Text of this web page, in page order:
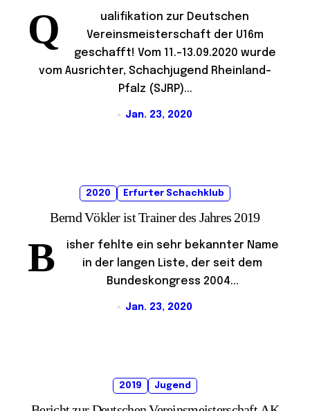
Q
ualifikation zur Deutschen
Vereinsmeisterschaft der U16m
geschafft! Vom 11.-13.09.2020 wurde
vom Ausrichter, Schachjugend Rheinland-
Pfalz (SJRP)...
Jan. 23, 2020
2020 Erfurter Schachklub
Bernd Vökler ist Trainer des Jahres 2019
B
isher fehlte ein sehr bekannter Name
in der langen Liste, der seit dem
Bundeskongress 2004...
Jan. 23, 2020
2019 Jugend